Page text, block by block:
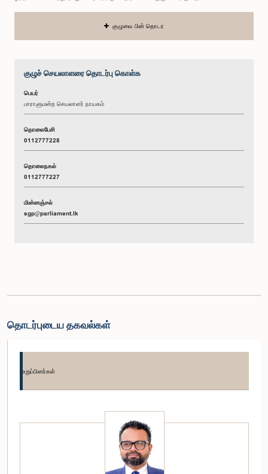
குழுவை பின் தொடர
குழுச் செயலாளரை தொடர்பு கொள்க
பெயர்
பாராளுமன்ற செயலாளர் நாயகம்
தொலைபேசி
0112777228
தொலைநகல்
0112777227
மின்னஞ்சல்
sgp@parliament.lk
தொடர்புடைய தகவல்கள்
உறுப்பினர்கள்